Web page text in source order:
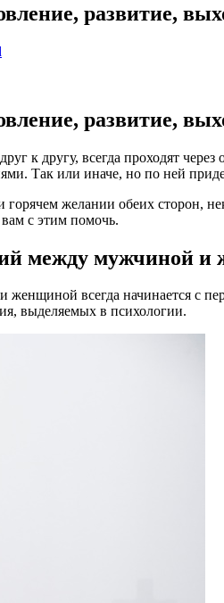
развитие,
развитие,
к другу, всегда проходят
Так или иначе, но по ней
горячем желании обеих сторон,
с этим помочь.
между мужчиной
всегда начинается с
выделяемых в психологии.